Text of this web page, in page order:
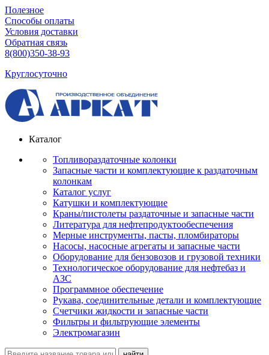
Полезное
Способы оплаты
Условия доставки
Обратная связь
8(800)350-38-93
Круглосуточно
Каталог
Топливораздаточные колонки
Запасные части и комплектующие к раздаточным
колонкам
Каталог услуг
Катушки и комплектующие
Краны/пистолеты раздаточные и запасные части
Литература для нефтепродуктообеспечения
Мерные инструменты, пасты, пломбираторы
Насосы, насосные агрегаты и запасные части
Оборудование для бензовозов и грузовой техники
Технологическое оборудование для нефтебаз и
АЗС
Программное обеспечение
Рукава, соединительные детали и комплектующие
Счетчики жидкости и запасные части
Фильтры и фильтрующие элементы
Электромагазин